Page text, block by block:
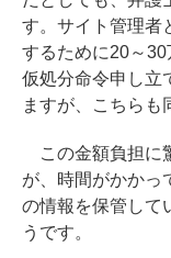
す。サイト管理者
するために20～
仮処分命令申し立
ますが、こちらも
この金額負担に
が、時間がかかっ
の情報を保管して
うです。